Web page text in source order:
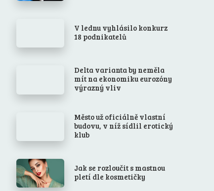
V lednu vyhlásilo konkurz
18 podnikatelů
Delta varianta by neměla
mít na ekonomiku eurozóny
výrazný vliv
Město už oficiálně vlastní
budovu, v níž sídlil erotický
klub
Jak se rozloučit s mastnou
pletí dle kosmetičky